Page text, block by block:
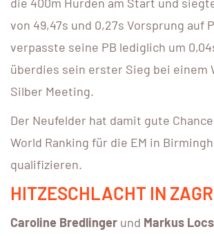
von 49,47s und 0,27s Vorsprung auf
verpasste seine PB lediglich um
überdies sein erster Sieg bei einem
Silber Meeting.
Der Neufelder hat damit gute
World Ranking für die EM in
qualifizieren.
HITZESCHLACHT IN
Caroline Bredlinger und Markus